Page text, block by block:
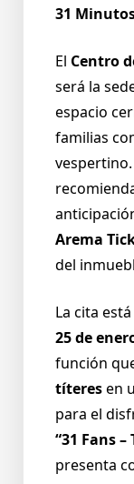
31
El Centro
será la
espacio
familias
Arema
del
La cita
25 de
función
títeresen
para el
“31 Fans
presenta